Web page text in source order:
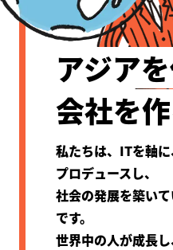
アジア
会社を作
私たちは、ITを軸
プロデュースし、
社会の発展を築い
です。
世界中の人が成長